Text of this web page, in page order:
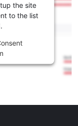
the site
to the list